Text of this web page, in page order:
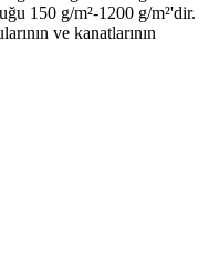
150 g/m²-1200 g/m²'dir.
ve kanatlarının